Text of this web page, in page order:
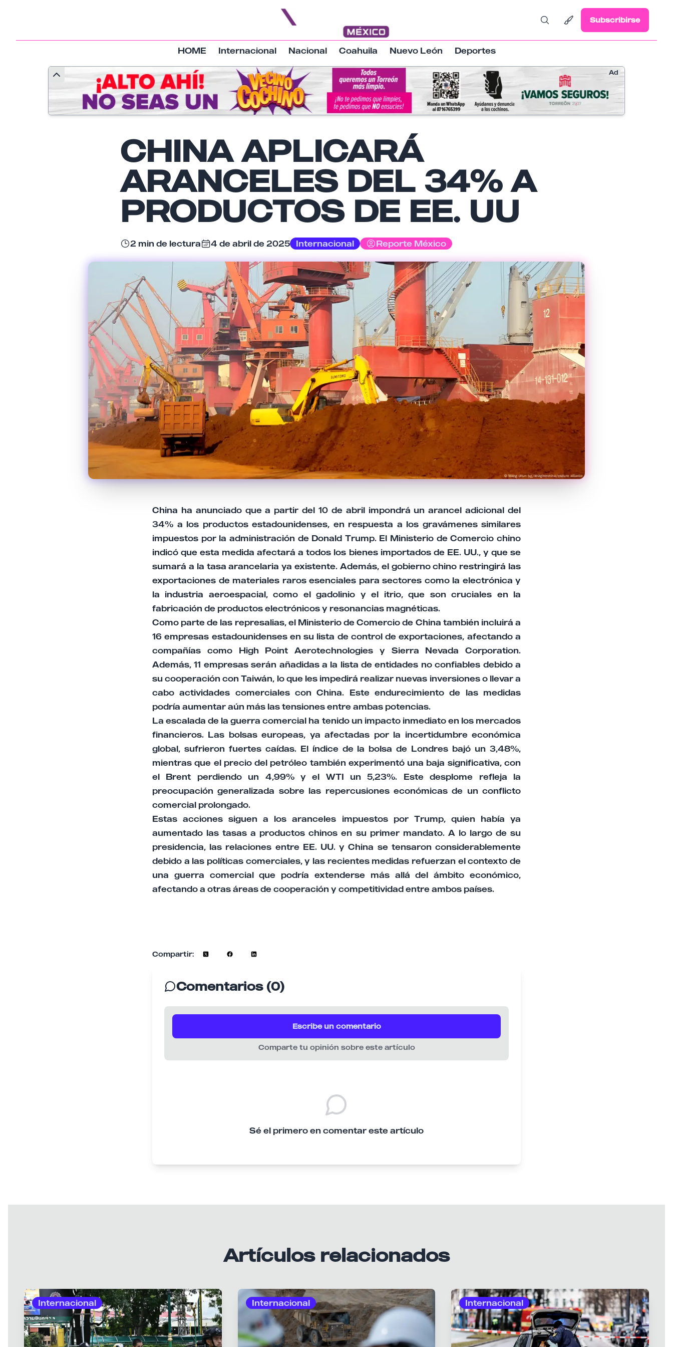
Subscribirse
HOME Internacional Nacional Coahuila Nuevo León Deportes
Ad
CHINA APLICARÁ
ARANCELES DEL 34% A
PRODUCTOS DE EE. UU
2 min de lectura 4 de abril de 2025 Internacional Reporte México
China ha anunciado que a partir del 10 de abril impondrá un arancel adicional del
34% a los productos estadounidenses, en respuesta a los gravámenes similares
impuestos por la administración de Donald Trump. El Ministerio de Comercio chino
indicó que esta medida afectará a todos los bienes importados de EE. UU., y que se
sumará a la tasa arancelaria ya existente. Además, el gobierno chino restringirá las
exportaciones de materiales raros esenciales para sectores como la electrónica y
la industria aeroespacial, como el gadolinio y el itrio, que son cruciales en la
fabricación de productos electrónicos y resonancias magnéticas.
Como parte de las represalias, el Ministerio de Comercio de China también incluirá a
16 empresas estadounidenses en su lista de control de exportaciones, afectando a
compañías como High Point Aerotechnologies y Sierra Nevada Corporation.
Además, 11 empresas serán añadidas a la lista de entidades no confiables debido a
su cooperación con Taiwán, lo que les impedirá realizar nuevas inversiones o llevar a
cabo actividades comerciales con China. Este endurecimiento de las medidas
podría aumentar aún más las tensiones entre ambas potencias.
La escalada de la guerra comercial ha tenido un impacto inmediato en los mercados
financieros. Las bolsas europeas, ya afectadas por la incertidumbre económica
global, sufrieron fuertes caídas. El índice de la bolsa de Londres bajó un 3,48%,
mientras que el precio del petróleo también experimentó una baja significativa, con
el Brent perdiendo un 4,99% y el WTI un 5,23%. Este desplome refleja la
preocupación generalizada sobre las repercusiones económicas de un conflicto
comercial prolongado.
Estas acciones siguen a los aranceles impuestos por Trump, quien había ya
aumentado las tasas a productos chinos en su primer mandato. A lo largo de su
presidencia, las relaciones entre EE. UU. y China se tensaron considerablemente
debido a las políticas comerciales, y las recientes medidas refuerzan el contexto de
una guerra comercial que podría extenderse más allá del ámbito económico,
afectando a otras áreas de cooperación y competitividad entre ambos países.
Compartir:
Comentarios (0)
Escribe un comentario
Comparte tu opinión sobre este artículo
Sé el primero en comentar este artículo
Email
Cancelar Enviar comentario
Artículos relacionados
Internacional Internacional Internacional